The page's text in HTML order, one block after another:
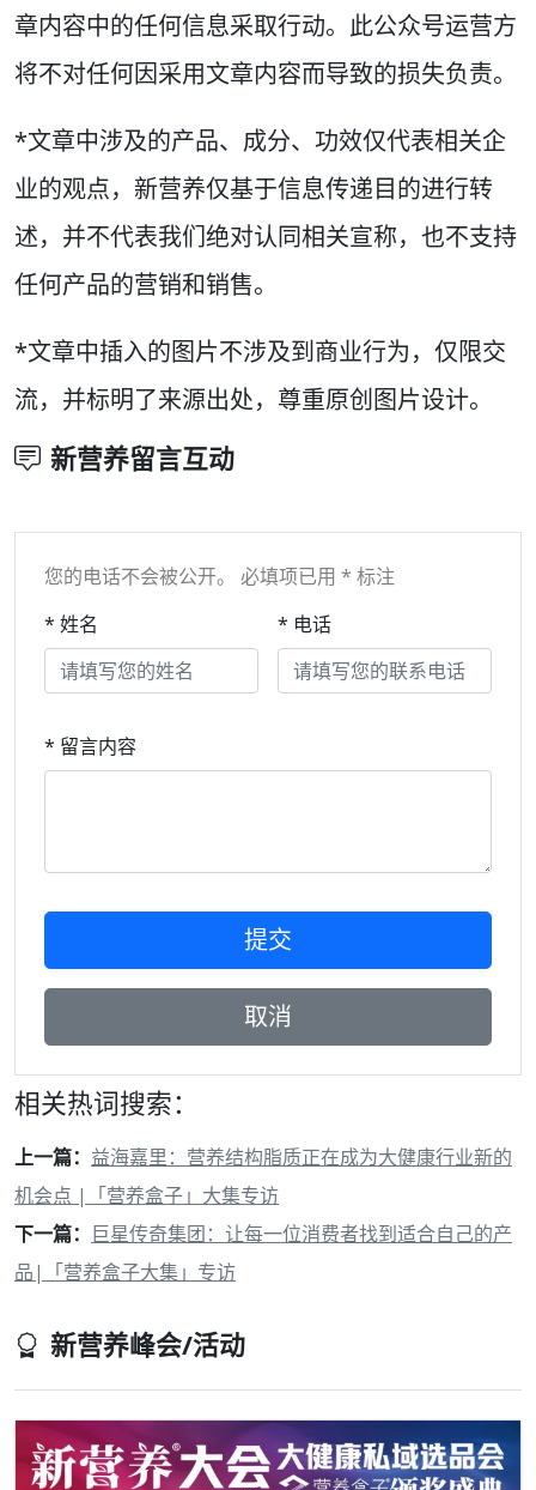
章内容中的任何信息采取行动。此公众号运营方
将不对任何因采用文章内容而导致的损失负责。
*文章中涉及的产品、成分、功效仅代表相关企
业的观点，新营养仅基于信息传递目的进行转
述，并不代表我们绝对认同相关宣称，也不支持
任何产品的营销和销售。
*文章中插入的图片不涉及到商业行为，仅限交
流，并标明了来源出处，尊重原创图片设计。
新营养留言互动
您的电话不会被公开。 必填项已用 * 标注
* 姓名
* 电话
* 留言内容
相关热词搜索：
上一篇： 益海嘉里：营养结构脂质正在成为大健康行业新的
机会点 |「营养盒子」大集专访
下一篇： 巨星传奇集团：让每一位消费者找到适合自己的产
品|「营养盒子大集」专访
新营养峰会/活动